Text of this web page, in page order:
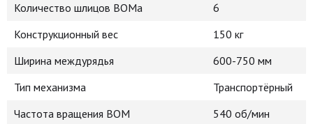
Количество шлицов ВОМа
6
Конструкционный вес
150 кг
Ширина междурядья
600-750 мм
Тип механизма
Транспортёрный
Частота вращения ВОМ
540 об/мин